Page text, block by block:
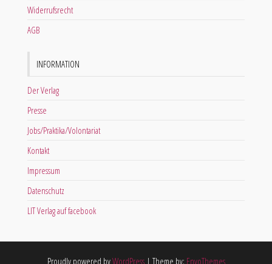
Widerrufsrecht
AGB
INFORMATION
Der Verlag
Presse
Jobs/Praktika/Volontariat
Kontakt
Impressum
Datenschutz
LIT Verlag auf facebook
Proudly powered byWordPress | Theme by: EnvoThemes